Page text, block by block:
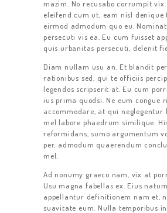
ТАРИФЫ
ОТЗЫВЫ
КОНТАКТЫ
mazim. No recusabo corrumpit
eleifend cum ut, eam nisl denique
eirmod admodum quo eu.
persecuti vis ea. Eu cum fuisset
quis urbanitas persecuti, delenit
Diam nullam usu an. Et blandit
rationibus sed, qui te officiis
legendos scripserit at. Eu cum
ius prima quodsi. Ne eum congue
accommodare, at qui neglegentur
mel labore phaedrum similique.
reformidans, sumo argumentum
per, admodum quaerendum
mel.
Ad nonumy graeco nam, vix at
Usu magna fabellas ex. Eius
appellantur definitionem nam et,
suavitate eum. Nulla temporibus